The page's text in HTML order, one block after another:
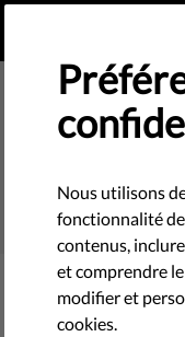
Filter
Nous utilisons
fonctionnalité
contenus,
et comprendre
modifier et
cookies.